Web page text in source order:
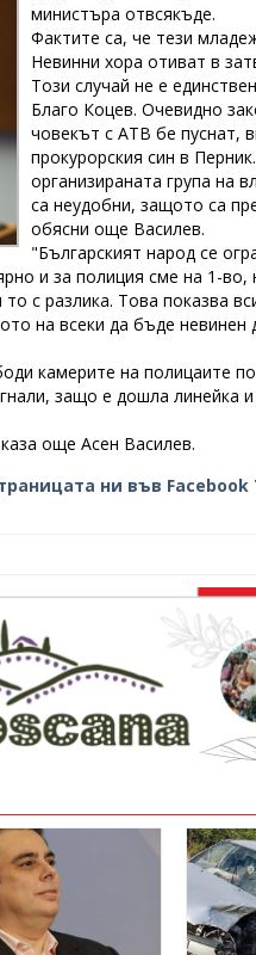
министъра отвсякъде.
Фактите са, че тези
Невинни хора отиват в
Този случай не е
Благо Коцев. Очевидно
човекът с АТВ бе пуснат,
прокурорския син в
организираната група на
са неудобни, защото са
обясни още Василев.
"Българският народ се
и за полиция сме на 1-во,
с разлика. Това показва
на всеки да бъде невинен
камерите на полицаите
защо е дошла линейка и
още Асен Василев.
ни във Facebook